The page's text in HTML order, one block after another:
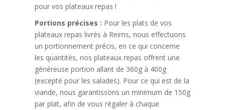
pour vos plateaux repas !
Portions précises : Pour les plats de vos
plateaux repas livrés à Reims, nous effectuons
un portionnement précis, en ce qui concerne
les quantités, nos plateaux repas offrent une
généreuse portion allant de 360g à 400g
(excepté pour les salades). Pour ce qui est de la
viande, nous garantissons un minimum de 150g
par plat, afin de vous régaler à chaque